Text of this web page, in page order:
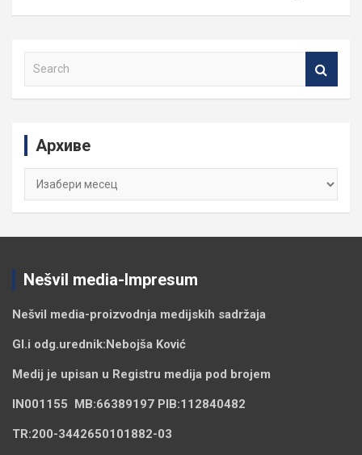
Архиве
Архиве
Nešvil media-Impresum
Nešvil media-proizvodnja medijskih sadržaja
Gl.i odg.urednik:Nebojša Ković
Medij je upisan u Registru medija pod brojem
IN001155 MB:66389197 PIB:112840482
TR:200-3442650101882-03